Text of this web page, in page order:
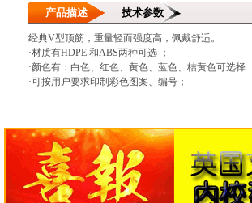
产品描述 技术参数
经典V型顶筋，重量轻而强度高，佩戴舒适。
·材质有HDPE 和ABS两种可选 ；
·颜色有：白色、红色、黄色、蓝色、桔黄色可选择
·可按用户要求印制彩色图案、编号；